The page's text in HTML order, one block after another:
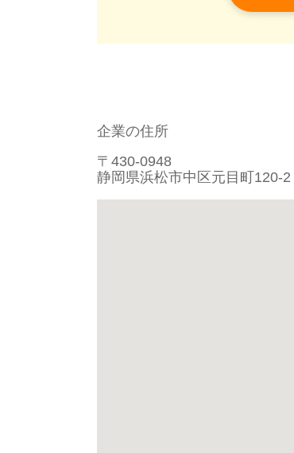
企業の住所
〒430-0948
静岡県浜松市中区元目町120-2